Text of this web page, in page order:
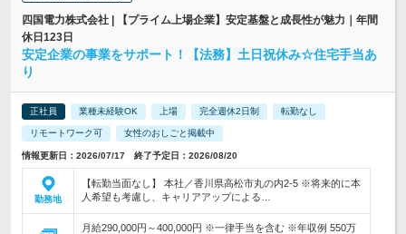
四国電力株式会社 | 【プライム上場企業】安定基盤と成長性が魅力｜年間
休日123日
安定企業の事業をサポート！【法務】土日祝休み☆住宅手当あ
り
正社員 業種未経験OK 上場 完全週休2日制 転勤なし
リモートワーク可 女性のおしごと掲載中
情報更新日：2026/07/17 終了予定日：2026/08/20
勤務地
【転勤当面なし】 本社／香川県高松市丸の内2-5 ※将来的に本
人希望も考慮し、キャリアアップによる…
月給290,000円～400,000円 ※一律手当を含む ※年収例 550万